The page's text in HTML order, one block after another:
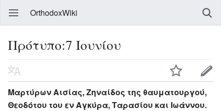
OrthodoxWiki
Πρότυπο:7 Ιουνίου
Μαρτύρων Αισίας, Ζηναίδος της θαυματουργού,
Θεοδότου του εν Αγκύρα, Ταρασίου και Ιωάννου.